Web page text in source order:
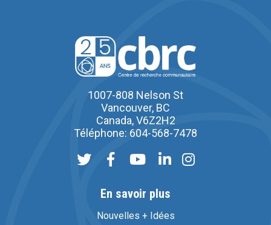
1007-808 Nelson St
Vancouver, BC
Canada, V6Z2H2
Téléphone: 604-568-7478
En savoir plus
Nouvelles + Idées